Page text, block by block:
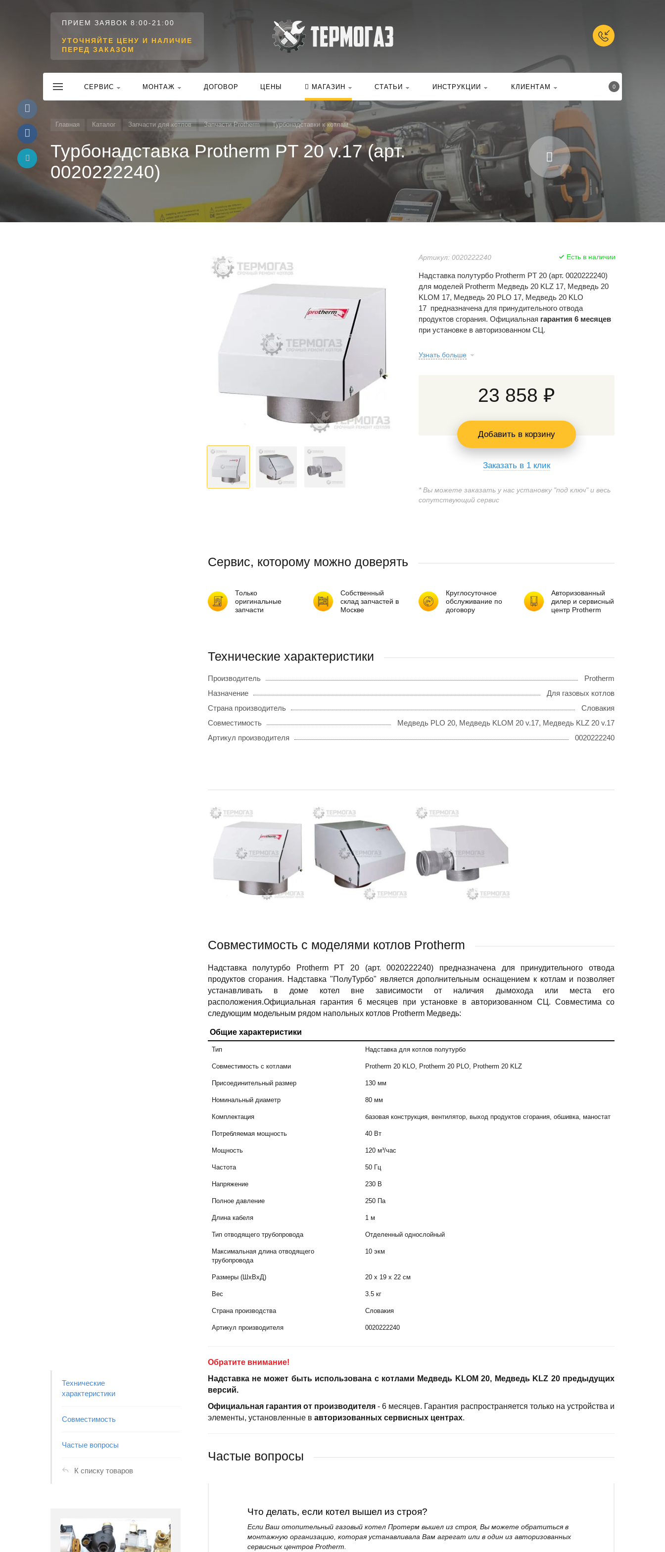
ПРИЕМ ЗАЯВОК 8:00-21:00
УТОЧНЯЙТЕ ЦЕНУ И НАЛИЧИЕ
ПЕРЕД ЗАКАЗОМ
CЕРВИС МОНТАЖ ДОГОВОР ЦЕНЫ МАГАЗИН СТАТЬИ ИНСТРУКЦИИ КЛИЕНТАМ 0
Главная Каталог Запчасти для котлов Запчасти Protherm Турбонадставки к котлам
Турбонадставка Protherm PT 20 v.17 (арт.
0020222240)
Технические
характеристики
Совместимость
Частые вопросы
К списку товаров
Артикул: 0020222240 Есть в наличии
Надставка полутурбо Protherm PT 20 (арт. 0020222240)
для моделей Protherm Медведь 20 KLZ 17, Медведь 20
KLOM 17, Медведь 20 PLO 17, Медведь 20 KLO
17 предназначена для принудительного отвода
продуктов сгорания. Официальная гарантия 6 месяцев
при установке в авторизованном СЦ.
Узнать больше
23 858 ₽
Добавить в корзину
Заказать в 1 клик
* Вы можете заказать у нас установку "под ключ" и весь
сопутствующий сервис
Сервис, которому можно доверять
Только
оригинальные
запчасти
Собственный
склад запчастей в
Москве
Круглосуточное
обслуживание по
договору
Авторизованный
дилер и сервисный
центр Protherm
Технические характеристики
Производитель
Protherm
Назначение
Для газовых котлов
Страна производитель
Словакия
Совместимость
Медведь PLO 20, Медведь KLOM 20 v.17, Медведь KLZ 20 v.17
Артикул производителя
0020222240
Совместимость c моделями котлов Protherm
Надставка полутурбо Protherm PT 20 (арт. 0020222240) предназначена для принудительного отвода
продуктов сгорания. Надставка "ПолуТурбо" является дополнительным оснащением к котлам и позволяет
устанавливать в доме котел вне зависимости от наличия дымохода или места его
расположения.Официальная гарантия 6 месяцев при установке в авторизованном СЦ. Совместима со
следующим модельным рядом напольных котлов Protherm Медведь:
Общие характеристики
Тип Надставка для котлов полутурбо
Совместимость с котлами Protherm 20 KLO, Protherm 20 PLO, Protherm 20 KLZ
Присоединительный размер 130 мм
Номинальный диаметр 80 мм
Комплектация базовая конструкция, вентилятор, выход продуктов сгорания, обшивка, маностат
Потребляемая мощность 40 Вт
Мощность 120 м³/час
Частота 50 Гц
Напряжение 230 В
Полное давление 250 Па
Длина кабеля 1 м
Тип отводящего трубопровода Отделенный однослойный
Максимальная длина отводящего
трубопровода
10 экм
Размеры (ШxВxД) 20 х 19 х 22 см
Вес 3.5 кг
Страна производства Словакия
Артикул производителя 0020222240
Обратите внимание!
Надставка не может быть использована с котлами Медведь KLOM 20, Медведь KLZ 20 предыдущих
версий.
Официальная гарантия от производителя- 6 месяцев. Гарантия распространяется только на устройства и
элементы, установленные в авторизованных сервисных центрах.
Частые вопросы
Что делать, если котел вышел из строя?
Если Ваш отопительный газовый котел Протерм вышел из строя, Вы можете обратиться в
монтажную организацию, которая устанавливала Вам агрегат или в один из авторизованных
сервисных центров Protherm.